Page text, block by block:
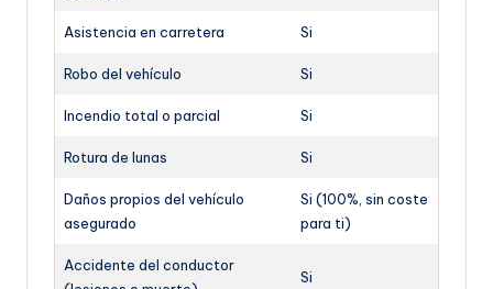
Asistencia en carretera Si
Robo del vehículo Si
Incendio total o parcial Si
Rotura de lunas Si
Daños propios del vehículo
asegurado
Si (100%, sin coste
para ti)
Accidente del conductor
Si